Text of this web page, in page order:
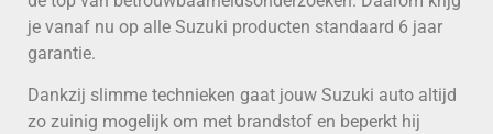
je vanaf nu op alle Suzuki producten standaard 6 jaar
garantie.
Dankzij slimme technieken gaat jouw Suzuki auto altijd
zo zuinig mogelijk om met brandstof en beperkt hij